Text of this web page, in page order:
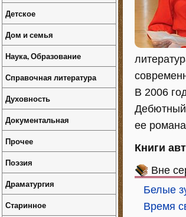
В 2006
Дебютный
ее
Книги
Вне
Белые
Время
Детское
Дом и семья
Наука, Образование
Справочная литература
Духовность
Документальная
Прочее
Поэзия
Драматургия
Старинное